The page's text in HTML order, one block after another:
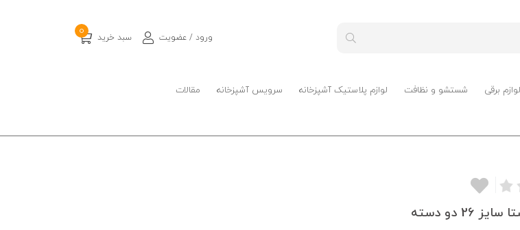
ورود / عضویت سبد خرید 0
لوازم برقی شستشو و نظافت لوازم پلاستیک آشپزخانه سرویس آشپزخانه مقالات
26 دو دسته